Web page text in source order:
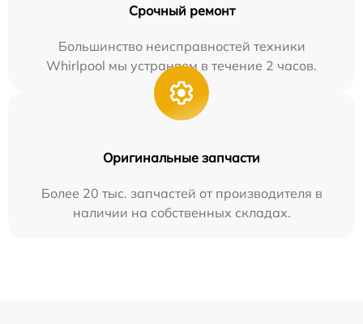
Срочный ремонт
Большинство неисправностей техники
Whirlpool мы устраняем в течение 2 часов.
Оригинальные запчасти
Более 20 тыс. запчастей от производителя в
наличии на собственных складах.